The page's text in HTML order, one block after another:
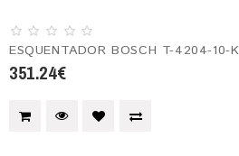
ESQUENTADOR BOSCH T-4204-10-
351.24€